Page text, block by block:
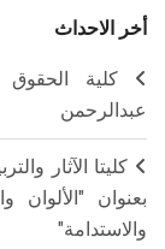
أخر الاحداث
كلية
عبدالرحمن
كليتا الآثار
بعنوان
والاستدامة"